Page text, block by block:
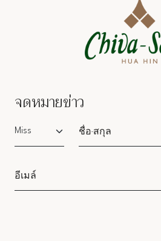
จดหมายข่าว
Salutation